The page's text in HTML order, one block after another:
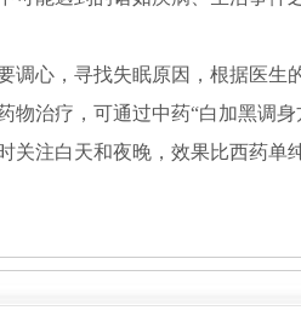
心，寻找失眠原因，根据医生
治疗，可通过中药“白加黑调身
关注白天和夜晚，效果比西药单